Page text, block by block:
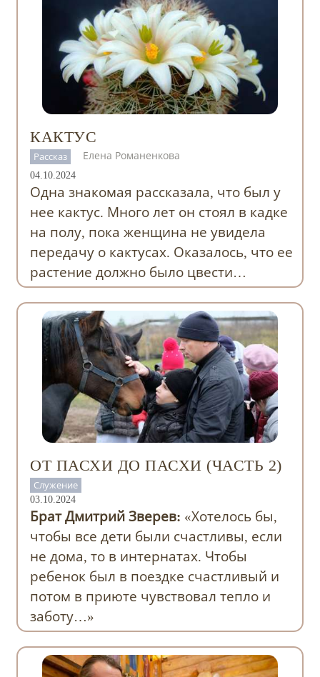
КАКТУС
Рассказ
Елена Романенкова
04.10.2024
Одна знакомая рассказала, что был у
нее кактус. Много лет он стоял в кадке
на полу, пока женщина не увидела
передачу о кактусах. Оказалось, что ее
растение должно было цвести…
ОТ ПАСХИ ДО ПАСХИ (ЧАСТЬ 2)
Служение
03.10.2024
Брат Дмитрий Зверев: «Хотелось бы,
чтобы все дети были счастливы, если
не дома, то в интернатах. Чтобы
ребенок был в поездке счастливый и
потом в приюте чувствовал тепло и
заботу…»